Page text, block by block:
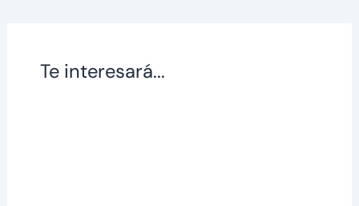
Te interesará...